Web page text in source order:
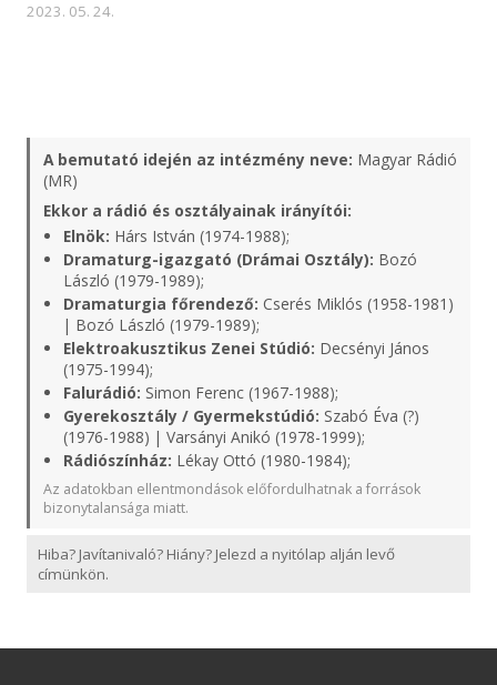
2023. 05. 24.
A bemutató idején az intézmény neve: Magyar Rádió
(MR)
Ekkor a rádió és osztályainak irányítói:
Elnök: Hárs István (1974-1988);
Dramaturg-igazgató (Drámai Osztály): Bozó
László (1979-1989);
Dramaturgia főrendező: Cserés Miklós (1958-1981)
| Bozó László (1979-1989);
Elektroakusztikus Zenei Stúdió: Decsényi János
(1975-1994);
Falurádió: Simon Ferenc (1967-1988);
Gyerekosztály / Gyermekstúdió: Szabó Éva (?)
(1976-1988) | Varsányi Anikó (1978-1999);
Rádiószínház: Lékay Ottó (1980-1984);
Az adatokban ellentmondások előfordulhatnak a források
bizonytalansága miatt.
Hiba? Javítanivaló? Hiány? Jelezd a nyitólap alján levő
címünkön.